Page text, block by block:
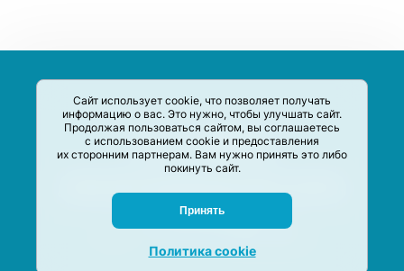
Сайт использует cookie, что позволяет получать
информацию о вас. Это нужно, чтобы улучшать сайт.
Продолжая пользоваться сайтом, вы соглашаетесь
с использованием cookie и предоставления
их сторонним партнерам. Вам нужно принять это либо
покинуть сайт.
Принять
Политика cookie
систематизации акций и скидок на товары и услуги в РФ
Задать вопрос
© M-Social production 2020 –2026